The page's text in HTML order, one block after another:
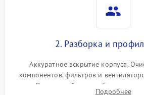
2. Разборка и
Аккуратное вскрытие корпуса.
компонентов, фильтров и
пыли. Визуальный осмотр блока
Подробнее